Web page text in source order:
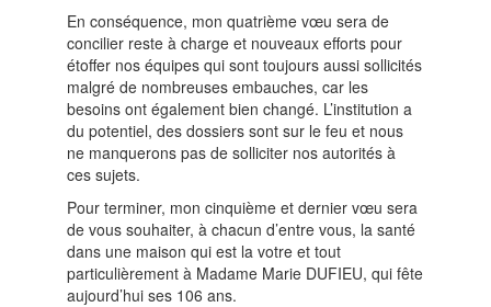
En conséquence, mon quatrième vœu sera de
concilier reste à charge et nouveaux efforts pour
étoffer nos équipes qui sont toujours aussi sollicités
malgré de nombreuses embauches, car les
besoins ont également bien changé. L’institution a
du potentiel, des dossiers sont sur le feu et nous
ne manquerons pas de solliciter nos autorités à
ces sujets.
Pour terminer, mon cinquième et dernier vœu sera
de vous souhaiter, à chacun d’entre vous, la santé
dans une maison qui est la votre et tout
particulièrement à Madame Marie DUFIEU, qui fête
aujourd’hui ses 106 ans.